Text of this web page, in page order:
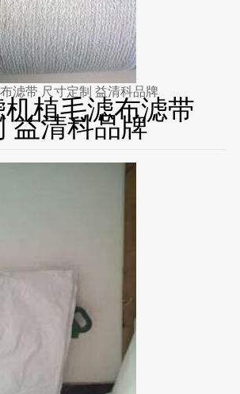
带式压滤机植毛滤布滤带 尺寸定制 益清科品牌
植毛滤布滤带
益清科品牌